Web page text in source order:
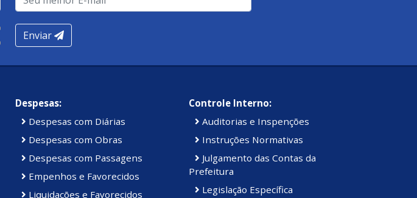
Enviar
Despesas:
Despesas com Diárias
Despesas com Obras
Despesas com Passagens
Empenhos e Favorecidos
Liquidações e Favorecidos
Controle Interno:
Auditorias e Inspenções
Instruções Normativas
Julgamento das Contas da
Prefeitura
Legislação Específica